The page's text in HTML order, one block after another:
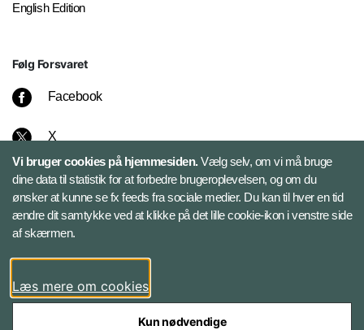
English Edition
Følg Forsvaret
Facebook
X
Instagram
Bluesky
LinkedIn
Vi bruger cookies på hjemmesiden.Vælg selv, om vi må bruge
dine data til statistik for at forbedre brugeroplevelsen, og om du
ønsker at kunne se fx feeds fra sociale medier. Du kan til hver en tid
ændre dit samtykke ved at klikke på det lille cookie-ikon i venstre side
af skærmen.
Læs mere om cookies
Kun nødvendige